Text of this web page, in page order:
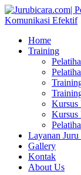
Home
Training
Kursus
Kursus
Layanan Juru
Gallery
Kontak
About Us